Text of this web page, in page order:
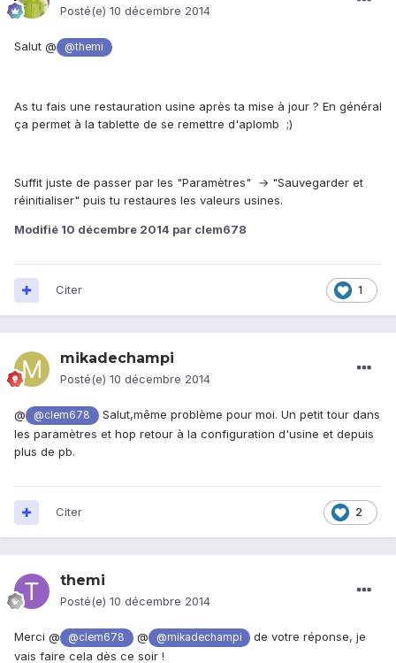
Posté(e) 10 décembre 2014
Salut @ @themi
As tu fais une restauration usine après ta mise à jour ? En général
ça permet à la tablette de se remettre d'aplomb ;)
Suffit juste de passer par les "Paramètres" → "Sauvegarder et
réinitialiser" puis tu restaures les valeurs usines.
Modifié 10 décembre 2014 par clem678
1
Citer
mikadechampi
Posté(e) 10 décembre 2014
@ @clem678
Salut,même problème pour moi. Un petit tour dans
les paramètres et hop retour à la configuration d'usine et depuis
plus de pb.
2
Citer
themi
Posté(e) 10 décembre 2014
Merci @ @clem678 @ @mikadechampi
de votre réponse, je
vais faire cela dès ce soir !